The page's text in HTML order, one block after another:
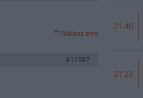
Válasz erre
#11587
21:40
21:23